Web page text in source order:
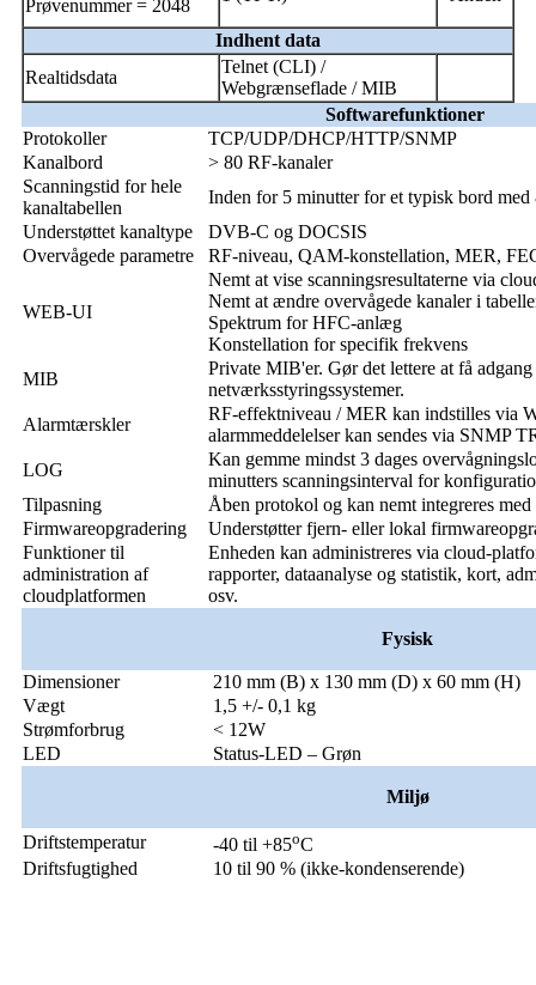
Prøvenummer = 2048
Indhent data
Realtidsdata
Telnet (CLI) /
Webgrænseflade / MIB
Softwarefunktioner
Protokoller
TCP/UDP/DHCP/HTTP/SNMP
Kanalbord
> 80 RF-kanaler
Scanningstid for hele
kanaltabellen
Inden for 5 minutter for et typisk bord med
Understøttet kanaltype
DVB-C og DOCSIS
Overvågede parametre
RF-niveau, QAM-konstellation, MER,
WEB-UI
Nemt at vise scanningsresultaterne via
Nemt at ændre overvågede kanaler i
Spektrum for HFC-anlæg
Konstellation for specifik frekvens
MIB
Private MIB'er. Gør det lettere at få
netværksstyringssystemer.
Alarmtærskler
RF-effektniveau / MER kan indstilles via
alarmmeddelelser kan sendes via SNMP
LOG
Kan gemme mindst 3 dages
minutters scanningsinterval for
Tilpasning
Åben protokol og kan nemt integreres med
Firmwareopgradering
Understøtter fjern- eller lokal
Funktioner til
administration af
cloudplatformen
Enheden kan administreres via cloud-
rapporter, dataanalyse og statistik, kort,
osv.
Fysisk
Dimensioner
210 mm (B) x 130 mm (D) x 60 mm (H)
Vægt
1,5 +/- 0,1 kg
Strømforbrug
< 12W
LED
Status-LED – Grøn
Miljø
Driftstemperatur -40 til +85oC
Driftsfugtighed
10 til 90 % (ikke-kondenserende)